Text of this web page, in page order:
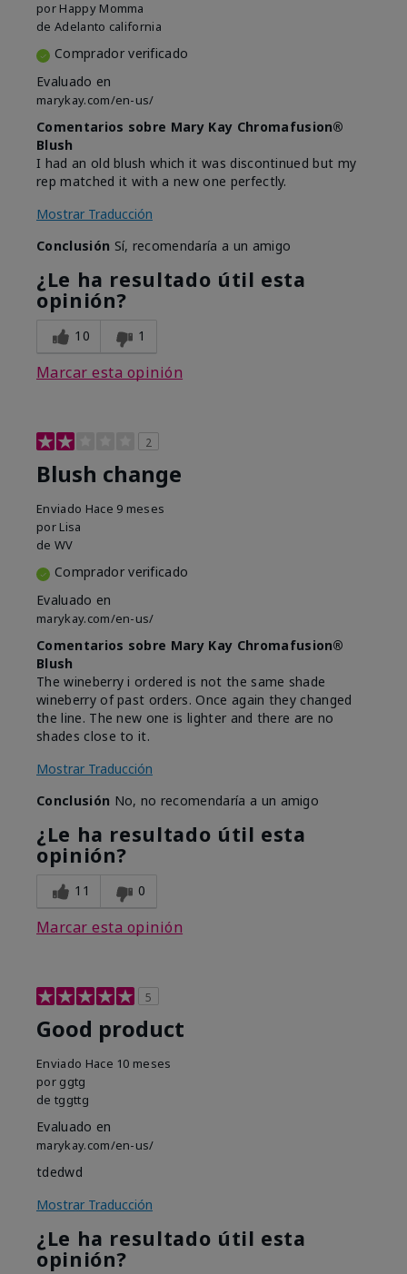
por Happy Momma
de Adelanto california
Comprador verificado
Evaluado en
marykay.com/en-us/
Comentarios sobre Mary Kay Chromafusion®
Blush
I had an old blush which it was discontinued but my
rep matched it with a new one perfectly.
Mostrar Traducción
Conclusión Sí, recomendaría a un amigo
¿Le ha resultado útil esta
opinión?
10 1
Marcar esta opinión
2
Blush change
Enviado Hace 9 meses
por Lisa
de WV
Comprador verificado
Evaluado en
marykay.com/en-us/
Comentarios sobre Mary Kay Chromafusion®
Blush
The wineberry i ordered is not the same shade
wineberry of past orders. Once again they changed
the line. The new one is lighter and there are no
shades close to it.
Mostrar Traducción
Conclusión No, no recomendaría a un amigo
¿Le ha resultado útil esta
opinión?
11 0
Marcar esta opinión
5
Good product
Enviado Hace 10 meses
por ggtg
de tggttg
Evaluado en
marykay.com/en-us/
tdedwd
Mostrar Traducción
¿Le ha resultado útil esta
opinión?